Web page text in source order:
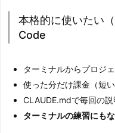
H
u
o
p
i
l
本格的に使いたい
Code
ターミナルからプロジ
使った分だけ課金（短
CLAUDE.mdで毎回の
ターミナルの練習にも